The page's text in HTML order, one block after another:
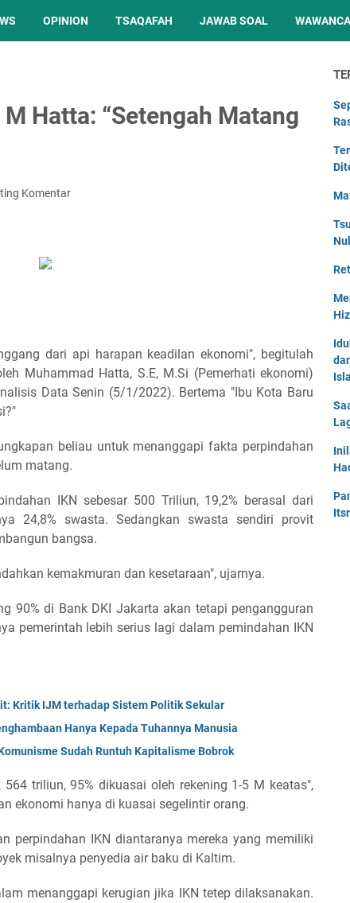
OPINION TSAQAFAH JAWAB SOAL
Hatta: “Setengah Matang
Komentar
dari api harapan keadilan ekonomi", begitulah
Muhammad Hatta, S.E, M.Si (Pemerhati ekonomi)
Data Senin (5/1/2022). Bertema "Ibu Kota Baru
beliau untuk menanggapi fakta perpindahan
matang.
IKN sebesar 500 Triliun, 19,2% berasal dari
24,8% swasta. Sedangkan swasta sendiri provit
bangsa.
kemakmuran dan kesetaraan", ujarnya.
90% di Bank DKI Jakarta akan tetapi pengangguran
pemerintah lebih serius lagi dalam pemindahan IKN
Kritik IJM terhadap Sistem Politik Sekular
Hanya Kepada Tuhannya Manusia
Sudah Runtuh Kapitalisme Bobrok
triliun, 95% dikuasai oleh rekening 1-5 M keatas",
ekonomi hanya di kuasai segelintir orang.
perpindahan IKN diantaranya mereka yang memiliki
misalnya penyedia air baku di Kaltim.
menanggapi kerugian jika IKN tetep dilaksanakan.